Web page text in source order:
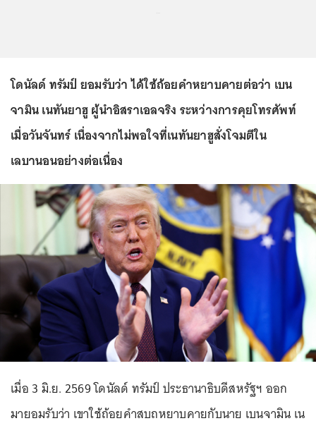
โดนัลด์ ทรัมป์ ยอมรับว่า ได้ใช้ถ้อยคำหยาบคายต่อว่า เบน
จามิน เนทันยาฮู ผู้นำอิสราเอลจริง ระหว่างการคุยโทรศัพท์
เมื่อวันจันทร์ เนื่องจากไม่พอใจที่เนทันยาฮูสั่งโจมตีใน
เลบานอนอย่างต่อเนื่อง
เมื่อ 3 มิ.ย. 2569 โดนัลด์ ทรัมป์ ประธานาธิบดีสหรัฐฯ ออก
มายอมรับว่า เขาใช้ถ้อยคำสบถหยาบคายกับนาย เบนจามิน เน